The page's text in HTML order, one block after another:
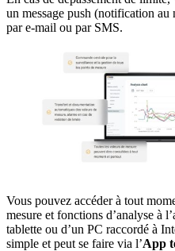
un message push (notification au
par e-mail ou par SMS.
Vous pouvez accéder à tout
mesure et fonctions d’analyse à
tablette ou d’un PC raccordé à
simple et peut se faire via l’App